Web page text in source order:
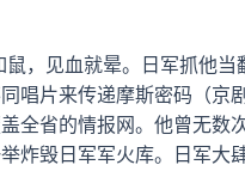
，见血就晕。日军抓他当
唱片来传递摩斯密码（京
全省的情报网。他曾无数
炸毁日军军火库。日军大